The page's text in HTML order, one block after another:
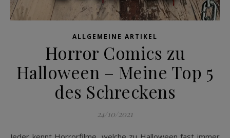
ALLGEMEINE ARTIKEL
Horror Comics zu
Halloween – Meine Top 5
des Schreckens
24/10/2021